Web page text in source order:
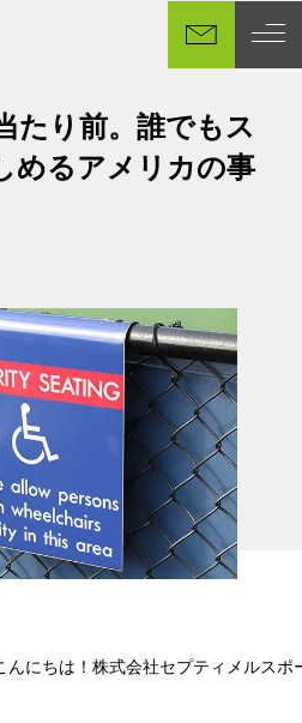
たり前。誰でもス
めるアメリカの事
にちは！株式会社セプティメルスポ